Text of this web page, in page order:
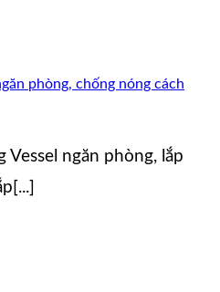
phòng, chống nóng cách
Vessel ngăn phòng, lắp